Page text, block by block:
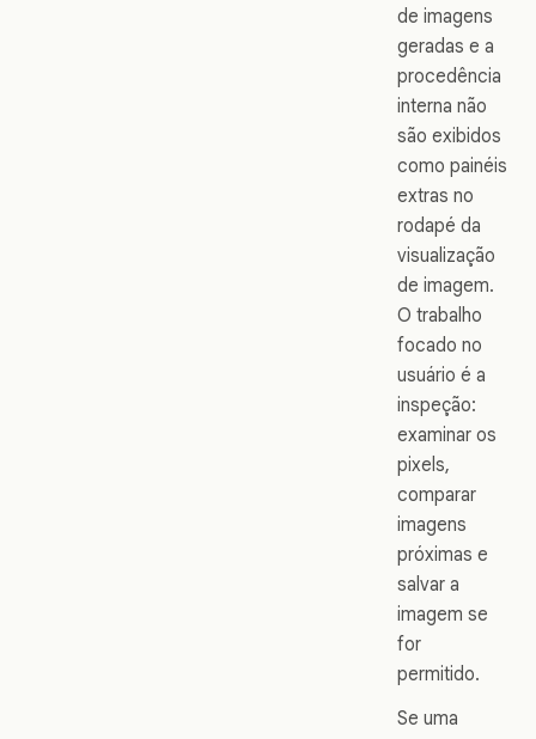
de imagens
geradas e a
procedência
interna não
são exibidos
como painéis
extras no
rodapé da
visualização
de imagem.
O trabalho
focado no
usuário é a
inspeção:
examinar os
pixels,
comparar
imagens
próximas e
salvar a
imagem se
for
permitido.
Se uma